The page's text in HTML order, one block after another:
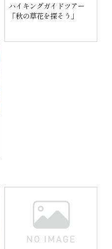
ハイキングガイドツアー
「秋の草花を探そう」